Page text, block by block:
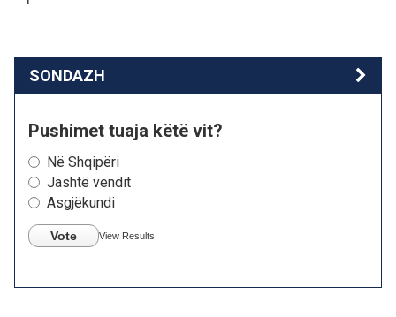
SONDAZH
Pushimet tuaja këtë vit?
Në Shqipëri
Jashtë vendit
Asgjëkundi
Vote View Results